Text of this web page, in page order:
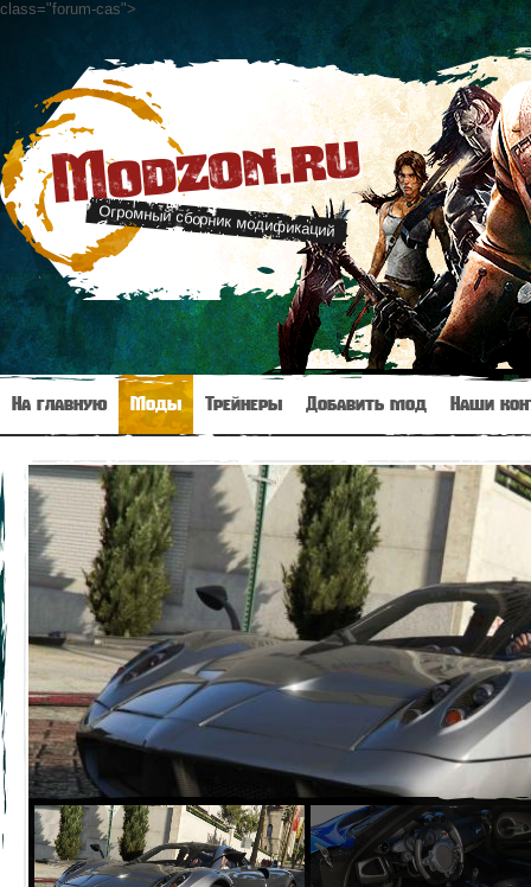
class="forum-cas">
Modzon.ru
Огромный сборник модификаций
На главную Моды Трейнеры Добавить мод Наши